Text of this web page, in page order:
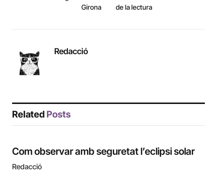
Girona
de la lectura
Redacció
Related Posts
Com observar amb seguretat l’eclipsi solar
Redacció